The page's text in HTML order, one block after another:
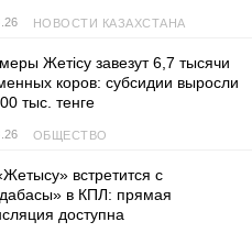
НОВОСТИ КАЗАХСТАНА
Жетісу завезут 6,7 тысячи
коров: субсидии выросли
тыс. тенге
ОБЩЕСТВО
встретится с
в КПЛ: прямая
доступна